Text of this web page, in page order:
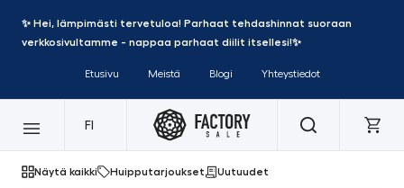
✨ Hei, lämpimästi tervetuloa! Parhaat tehdashinnat suoraan
verkkosivultamme - nappaa parhaat diilit itsellesi!✨
Etusivu Meistä Blogi Yhteystiedot
FI
Näytä kaikki Huipputarjoukset Uutuudet